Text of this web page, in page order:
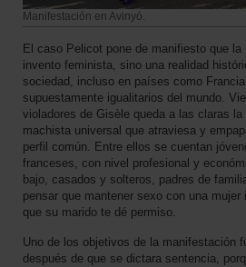
Manifestación en Avinyó.
El caso Pelicot pone de manifiesto que
invento feminista, sino una realidad
sociedad, incluso en países como
supuestamente igualitarios del mundo.
violadores de Gisèle queda a las claras
machista universal que atraviesa y
perfil común. Entre ellos se cuentan
franceses, con nivel profesional y
bajo, casados y solteros, padres de
pensar que mantener sexo con una
que su marido te dé permiso.
Uno de los objetivos de la manifestación
después de que se dictara sentencia,